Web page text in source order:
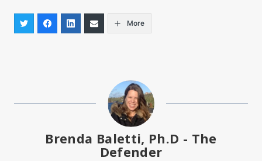
More
Brenda Baletti, Ph.D - The
Defender